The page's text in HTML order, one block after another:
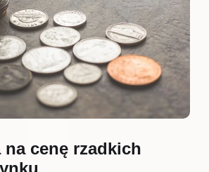
na cenę rzadkich